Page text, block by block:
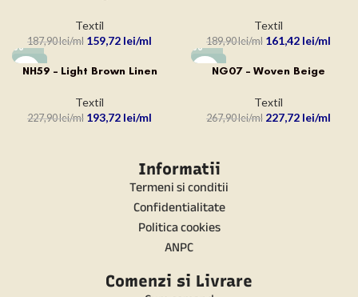
Textil
187,90lei 159,72 lei
Textil
189,90lei 161,42 lei
-15%
NH59 – Light Brown Linen
Textil
227,90lei 193,72 lei
-15%NG07 – Woven Beige
Textil
267,90lei 227,72 lei
Informatii
Termeni si conditii
Confidentialitate
Politica cookies
ANPC
Comenzi si Livrare